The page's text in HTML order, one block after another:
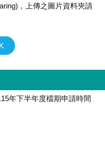
，上傳之圖片資料夾請
年下半年度檔期申請時間